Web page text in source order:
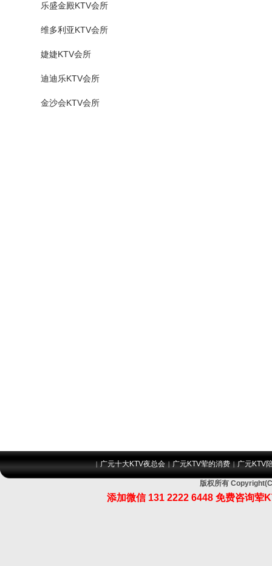
乐盛金殿KTV会所
维多利亚KTV会所
婕婕KTV会所
迪迪乐KTV会所
金沙会KTV会所
|广元十大KTV夜总会 |广元KTV荤的消费 |广元KTV
版权所有
添加微信 131 2222 6448 免费咨询荤